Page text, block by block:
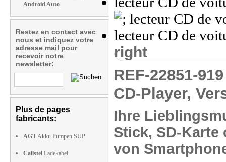
Android Auto
Restez en contact avec
nous et indiquez votre
adresse mail pour
recevoir notre
newsletter:
Plus de pages
fabricants:
AGTAkku Pumpen SUP
Callstel Ladekabel
right
REF-22851-
CD-Player,
Ihre
Stick, SD-Karte
von